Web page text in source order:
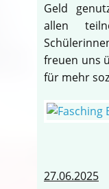
Geld
allen
freuen uns
für mehr
27.06.2025